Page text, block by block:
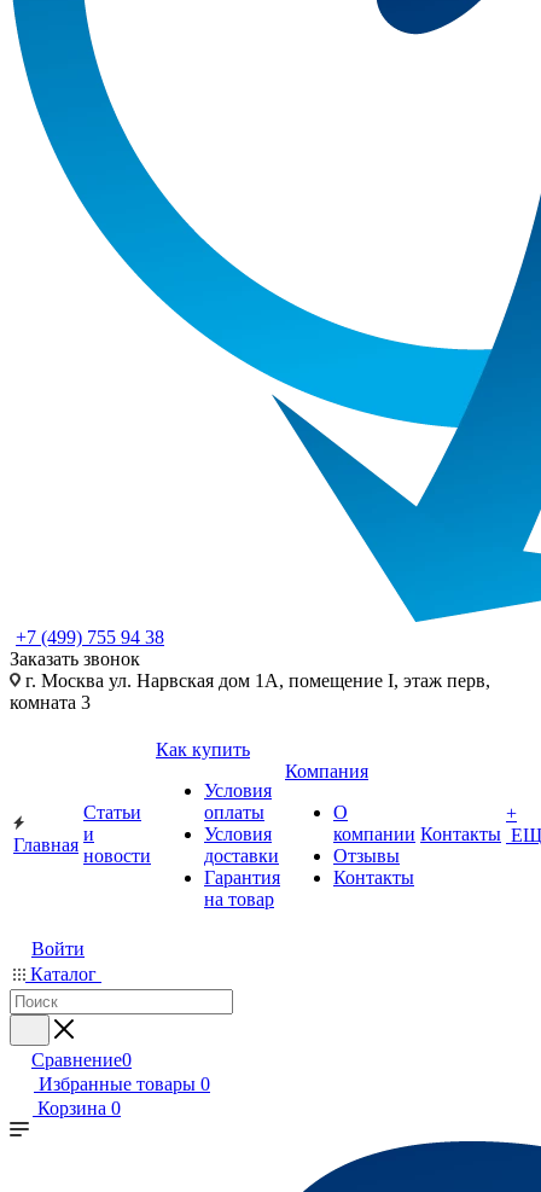
+7 (499) 755 94 38
Заказать звонок
г. Москва ул. Нарвская дом 1А, помещение I, этаж перв,
комната 3
Главная
Статьи
и
новости
Как купить
Условия
оплаты
Условия
доставки
Гарантия
на товар
Компания
О
компании
Отзывы
Контакты
Контакты
+
Войти
Каталог
Сравнение0
Избранные товары 0
Корзина 0